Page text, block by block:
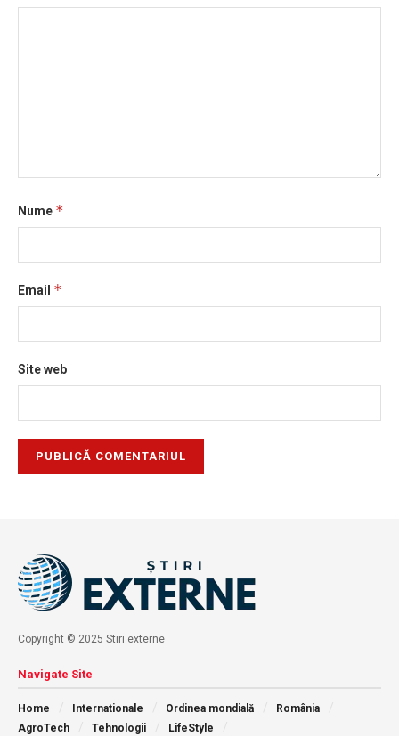
Nume *
Email *
Site web
Copyright © 2025 Stiri externe
Navigate Site
Home Internationale Ordinea mondială
România
AgroTech
Tehnologii LifeStyle